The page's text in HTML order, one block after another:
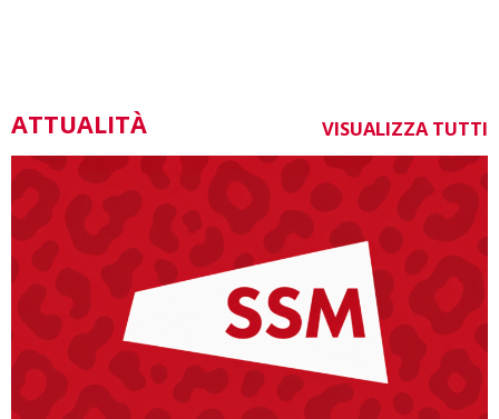
ATTUALITÀ VISUALIZZA TUTTI